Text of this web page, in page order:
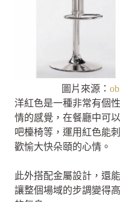
圖片來源：
洋紅色是一種非常有個
情的感覺，在餐廳中可
吧檯椅等，運用紅色能
歡愉大快朵頤的心情。
此外搭配金屬設計，還
讓整個場域的步調變得